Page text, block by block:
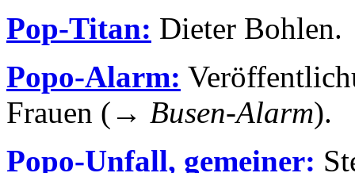
Pop-Titan: Dieter Bohlen.
Popo-Alarm:
Frauen (→ Busen-Alarm).
Popo-Unfall, gemeiner: